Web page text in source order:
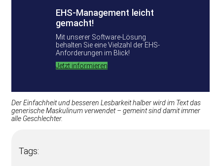
EHS-Management leicht
gemacht!
Mit unserer Software-Lösung
behalten Sie eine Vielzahl der EHS-
Anforderungen im Blick!
Jetzt informieren
Der Einfachheit und besseren Lesbarkeit halber wird im Text das
generische Maskulinum verwendet – gemeint sind damit immer
alle Geschlechter.
Tags: